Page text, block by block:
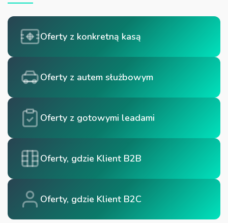
Oferty z konkretną kasą
Oferty z autem służbowym
Oferty z gotowymi leadami
Oferty, gdzie Klient B2B
Oferty, gdzie Klient B2C